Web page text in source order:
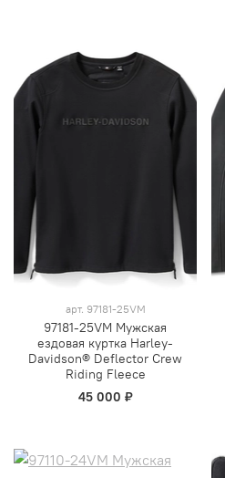
арт. 97181-25VM
97181-25VM Мужская
ездовая куртка Harley-
Davidson® Deflector Crew
Riding Fleece
45 000 ₽